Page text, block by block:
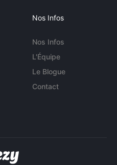
Nos Infos
Nos Infos
L'Équipe
Le Blogue
Contact